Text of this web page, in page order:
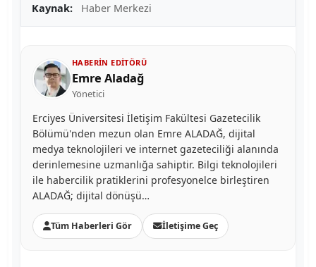
Kaynak: Haber Merkezi
HABERIN EDITÖRÜ
Emre Aladağ
Yönetici
Erciyes Üniversitesi İletişim Fakültesi Gazetecilik
Bölümü'nden mezun olan Emre ALADAĞ, dijital
medya teknolojileri ve internet gazeteciliği alanında
derinlemesine uzmanlığa sahiptir. Bilgi teknolojileri
ile habercilik pratiklerini profesyonelce birleştiren
ALADAĞ; dijital dönüşü…
Tüm Haberleri Gör İletişime Geç